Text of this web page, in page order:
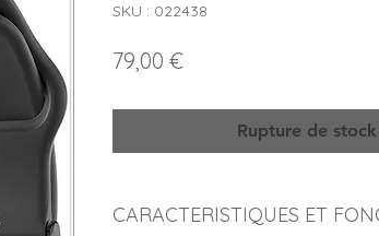
SKU : 022438
79,00 €Prix
Rupture de stock
CARACTERISTIQUES ET